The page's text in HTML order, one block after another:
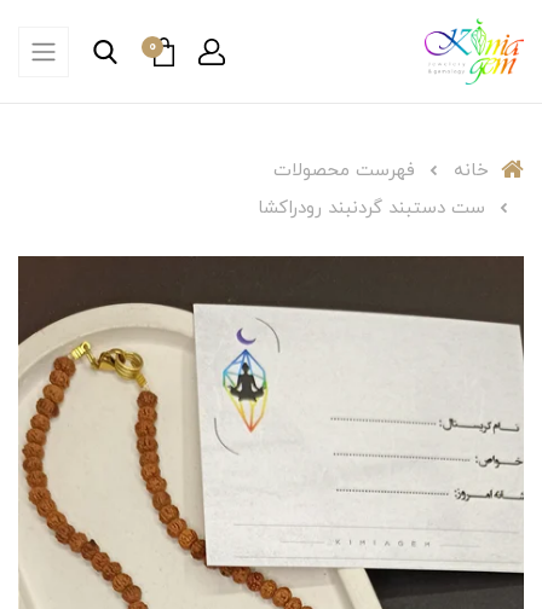
0
خانه
فهرست محصولات
ست دستبند گردنبند رودراکشا